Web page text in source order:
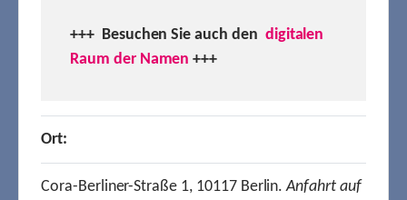
+++ Besuchen Sie auch den digitalen
Raum der Namen +++
Ort:
Cora-Berliner-Straße 1, 10117 Berlin.Anfahrt auf